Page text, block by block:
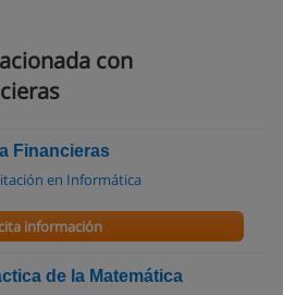
con
Financieras
en Informática
información
de la Matemática